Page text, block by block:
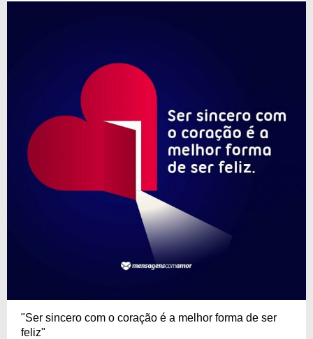
"Ser sincero com o coração é a melhor forma de ser
feliz"